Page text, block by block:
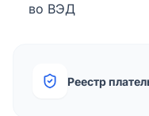
во ВЭД
Реестр